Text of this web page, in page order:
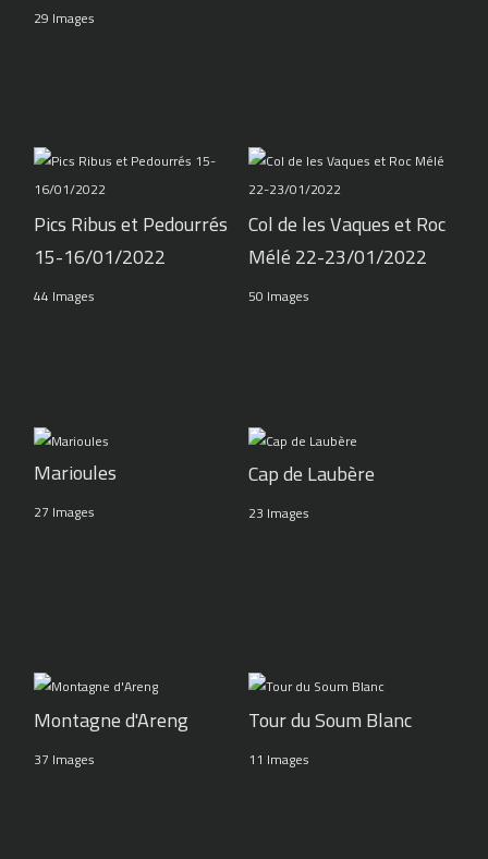
29 Images
Pics Ribus et Pedourrés
15-16/01/2022
44 Images
Col de les Vaques et Roc
Mélé 22-23/01/2022
50 Images
Marioules
27 Images
Cap de Laubère
23 Images
Montagne d'Areng
37 Images
Tour du Soum Blanc
11 Images